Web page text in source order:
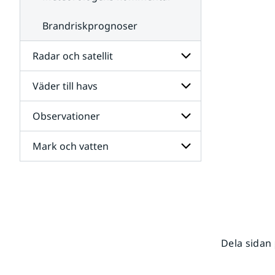
Brandriskprognoser
Radar och satellit
Undersidor
för
Radar
och
satellit
Väder till havs
Undersidor
för
Väder
till
havs
Observationer
Undersidor
för
Mark och vatten
Dela sidan